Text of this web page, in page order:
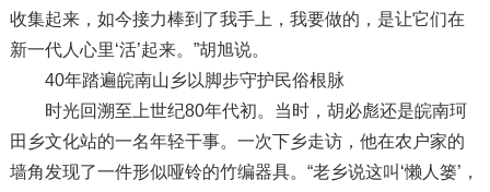
收集起来，如今接力棒到了我手上，我要做的，是让它们在
新一代人心里‘活’起来。”胡旭说。
40年踏遍皖南山乡以脚步守护民俗根脉
时光回溯至上世纪80年代初。当时，胡必彪还是皖南珂
田乡文化站的一名年轻干事。一次下乡走访，他在农户家的
墙角发现了一件形似哑铃的竹编器具。“老乡说这叫‘懒人篓’，